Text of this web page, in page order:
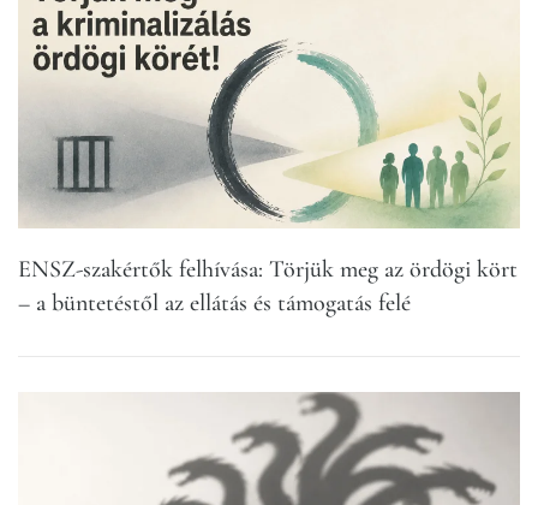
ENSZ-szakértők felhívása: Törjük meg az ördögi kört
– a büntetéstől az ellátás és támogatás felé